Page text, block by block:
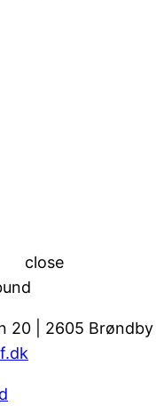
close
20 | 2605 Brøndby